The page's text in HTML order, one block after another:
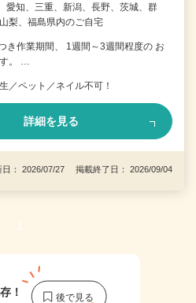
愛知、三重、新潟、長野、茨城、群
梨、福島県内のご自宅
き作業期間、 1週間～3週間程度の お
。 …
／ペット／ネイル不可！
詳細を見る
日： 2026/07/27 掲載終了日： 2026/09/04
1
！